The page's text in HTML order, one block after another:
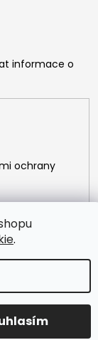
.
informace o
ochrany